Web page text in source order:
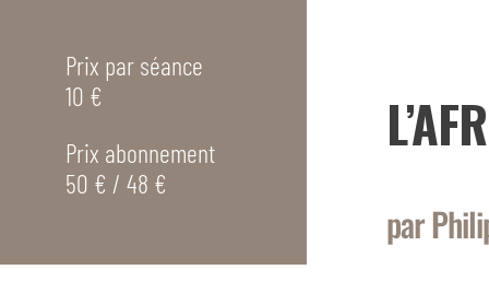
Prix par séance
10 €
Prix abonnement
50 € / 48 €
par